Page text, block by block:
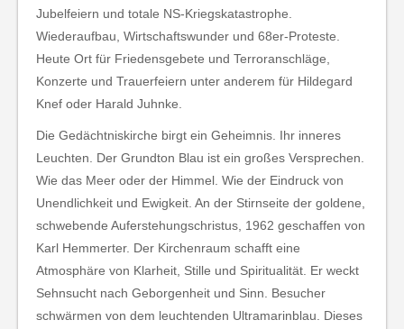
Jubelfeiern und totale NS-Kriegskatastrophe.
Wiederaufbau, Wirtschaftswunder und 68er-Proteste.
Heute Ort für Friedensgebete und Terroranschläge,
Konzerte und Trauerfeiern unter anderem für Hildegard
Knef oder Harald Juhnke.
Die Gedächtniskirche birgt ein Geheimnis. Ihr inneres
Leuchten. Der Grundton Blau ist ein großes Versprechen.
Wie das Meer oder der Himmel. Wie der Eindruck von
Unendlichkeit und Ewigkeit. An der Stirnseite der goldene,
schwebende Auferstehungschristus, 1962 geschaffen von
Karl Hemmerter. Der Kirchenraum schafft eine
Atmosphäre von Klarheit, Stille und Spiritualität. Er weckt
Sehnsucht nach Geborgenheit und Sinn. Besucher
schwärmen von dem leuchtenden Ultramarinblau. Dieses